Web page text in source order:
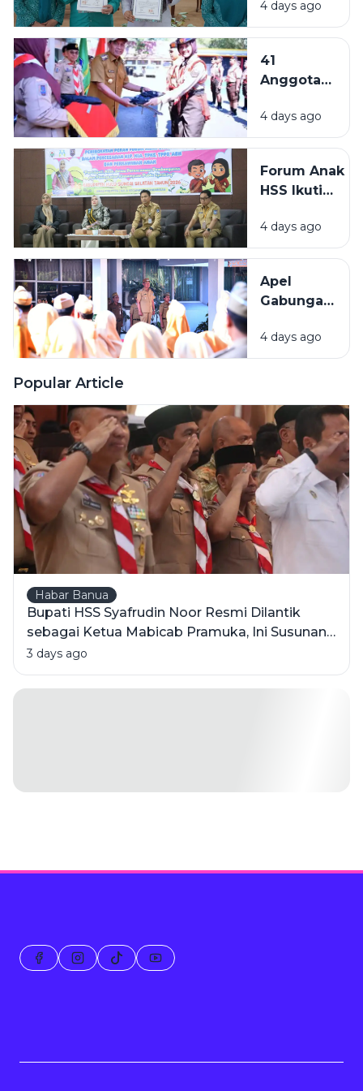
Perpanjang
Kerja Sama
Narkoba
Lewat
Bersinar
4 days ago
41
Anggota
HSS
Dilepas
Jambore
Nasional
Cibubur
4 days ago
Forum Anak
HSS Ikuti
Kapasitas,
Perkuat Peran
Pembangunan
Daerah
4 days ago
Apel
Gabungan
HSS
Peringati
Ke-42,
Wabup
Ajak
Lindungi
Hak Anak
4 days ago
Popular Article
Habar Banua
Bupati HSS Syafrudin Noor Resmi Dilantik
sebagai Ketua Mabicab Pramuka, Ini Susunan
Pengurus 2025-2030
3 days ago